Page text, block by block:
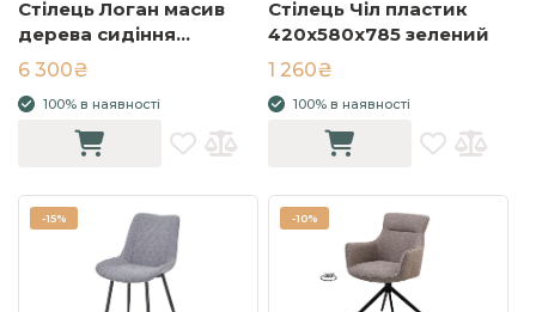
Стілець Логан масив
дерева сидіння
тканина 583x505x785
6 300₴
100% в наявності
Стілець Чіл пластик
420x580x785 зелений
1 260₴
100% в наявності
-15% -10%